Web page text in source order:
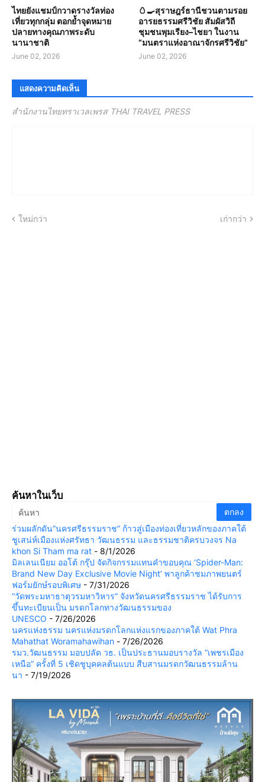
ไทยยังแชมป์กวาดรางวัลท่อง
เที่ยวทุกกลุ่ม ตอกย้ำจุดหมาย
ปลายทางคุณภาพระดับ
นานาชาติ
June 02, 2026
🥚🍳สุราษฎร์ธานีชวนตามรอย
อารยธรรมศรีวิชัย สัมผัสวิถี
ชุมชนพุมเรียง–ไชยา ในงาน
“มนตราแห่งอาณาจักรศรีวิชัย”
June 02, 2026
แสดงความคิดเห็น
สำนักงานไทยทราเวลเพรส THAI TRAVEL PRESS
ใหม่กว่า เก่ากว่า
ค้นหาในเว็บ
ร่วมผลักดัน“นครศรีธรรมราช” ก้าวสู่เมืองท่องเที่ยวหลักของภาคใต้
ชูเสน่ห์เมืองแห่งศรัทธา วัฒนธรรม และธรรมชาติครบวงจร Na
khon Si Tham ma rat - 8/1/2026
มิลเลนเนียม ออโต้ กรุ๊ป จัดกิจกรรมแทนคำขอบคุณ ‘Spider-Man:
Brand New Day Exclusive Movie Night’ พาลูกค้าชมภาพยนตร์
ฟอร์มยักษ์รอบพิเศษ - 7/31/2026
“วัดพระมหาธาตุวรมหาวิหาร” จังหวัดนครศรีธรรมราช ได้รับการ
ขึ้นทะเบียนเป็น มรดกโลกทางวัฒนธรรมของ
UNESCO - 7/26/2026
นครแห่งธรรม นครแห่งมรดกโลกแห่งแรกของภาคใต้ Wat Phra
Mahathat Woramahawihan - 7/26/2026
รมว.วัฒนธรรม มอบปลัด วธ. เป็นประธานมอบรางวัล “เพชรเมือง
เหนือ” ครั้งที่ 5 เชิดชูบุคคลต้นแบบ สืบสานมรดกวัฒนธรรมล้าน
นา - 7/19/2026